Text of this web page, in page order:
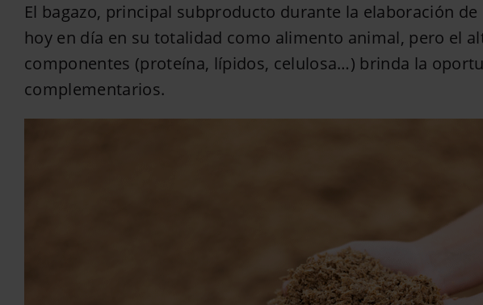
El bagazo, principal subproducto durante la elaboración de
hoy en día en su totalidad como alimento animal, pero el
componentes (proteína, lípidos, celulosa…) brinda la
complementarios.